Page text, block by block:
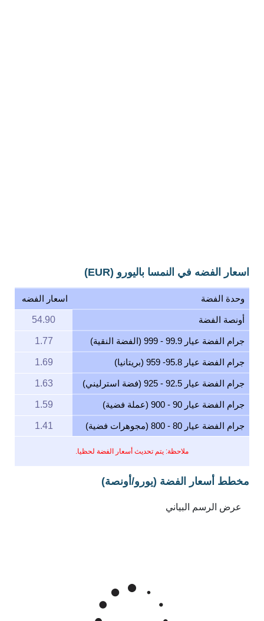
اسعار الفضه في النمسا باليورو (EUR)
وحدة الفضة اسعار الفضه
ملاحظة: يتم تحديث أسعار الفضة لحظيا.
أونصة الفضة 54.90
جرام الفضة عيار 99.9 - 999 (الفضة النقية) 1.77
جرام الفضة عيار 95.8- 959 (بريتانيا) 1.69
جرام الفضة عيار 92.5 - 925 (فضة استرليني) 1.63
جرام الفضة عيار 90 - 900 (عملة فضية) 1.59
جرام الفضة عيار 80 - 800 (مجوهرات فضية) 1.41
مخطط أسعار الفضة (يورو/أونصة)